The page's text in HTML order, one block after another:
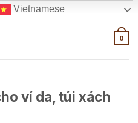
0
ví da, túi xách
Vietnamese